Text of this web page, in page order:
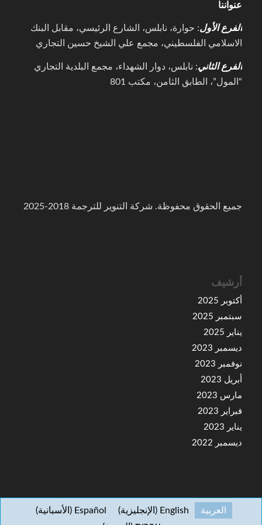
عنواننا
الفرع الأول: حوارة، نابلس، الشارع الرئيسي، مقابل البنك
الاسلامي الفلسطيني، مجمع علي الشيخ حسين التجاري
الفرع الثاني: نابلس، دوار الشهداء، مجمع البلدية التجاري
“المول”، الطابق الثامن، مكتب 801
جميع الحقوق محفوظة. شركة التنوير للترجمة 2018-2025
أرشيف
أكتوبر 2025
سبتمبر 2025
يناير 2025
ديسمبر 2023
نوفمبر 2023
أبريل 2023
مارس 2023
فبراير 2023
يناير 2023
ديسمبر 2022
العربية English
( الإنجليزية)
Español
( الأسبانية)